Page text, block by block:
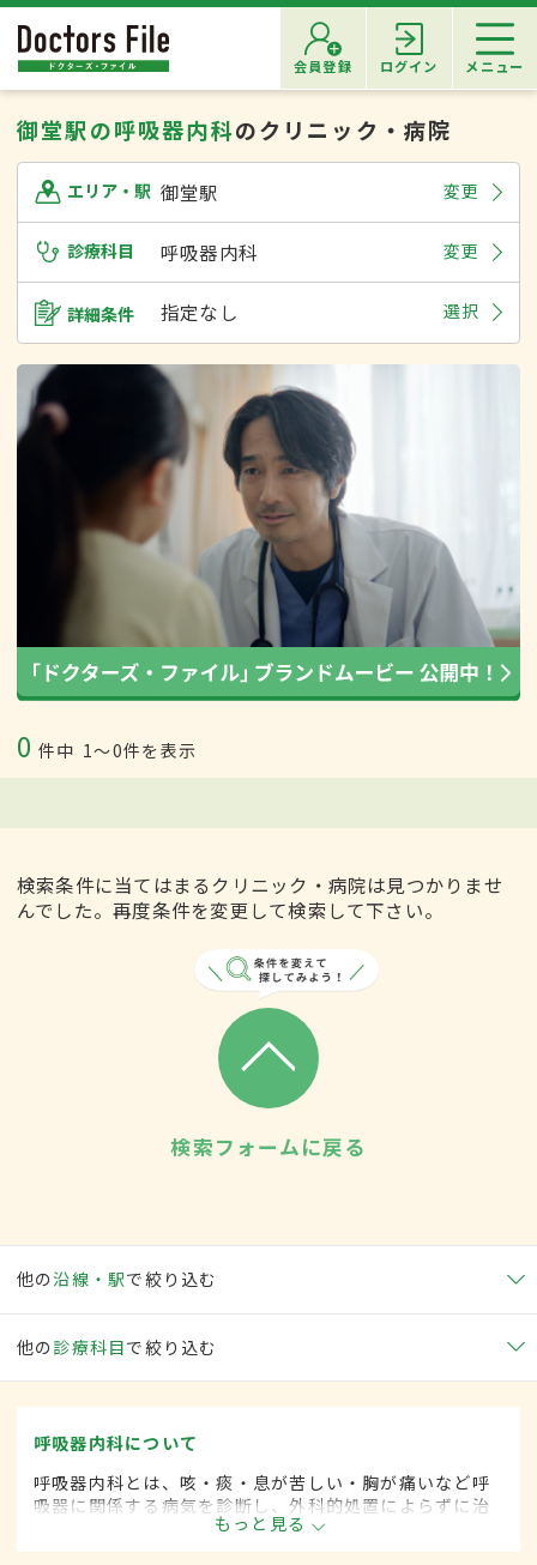
会員登録 ログイン メニュー
御堂駅の呼吸器内科のクリニック・病院
エリア・駅 御堂駅 変更
診療科目 呼吸器内科 変更
詳細条件 指定なし 選択
0 件中 1〜0件を表示
検索条件に当てはまるクリニック・病院は見つかりませ
んでした。再度条件を変更して検索して下さい。
検索フォームに戻る
他の沿線・駅で絞り込む
他の 診療科目で絞り込む
呼吸器内科について
呼吸器内科とは、咳・痰・息が苦しい・胸が痛いなど呼
吸器に関係する病気を診断し、外科的処置によらずに治
療する内科の一領域です。平成20年4月の制度改正前
は、呼吸器科と呼ばれていました。
もっと見る